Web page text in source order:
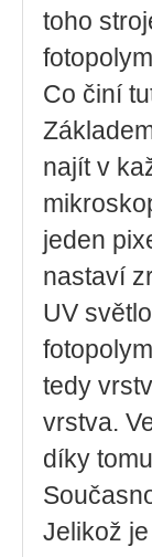
toho
Co činí
najít v
jeden
nastaví
UV
tedy
vrstva.
díky
Jelikož